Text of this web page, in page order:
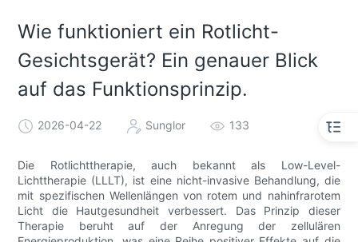
Wie funktioniert ein Rotlicht-
Gesichtsgerät? Ein genauer Blick
auf das Funktionsprinzip.
2026-04-22 Sunglor 133
Die Rotlichttherapie, auch bekannt als Low-Level-
Lichttherapie (LLLT), ist eine nicht-invasive Behandlung, die
mit spezifischen Wellenlängen von rotem und nahinfrarotem
Licht die Hautgesundheit verbessert. Das Prinzip dieser
Therapie beruht auf der Anregung der zellulären